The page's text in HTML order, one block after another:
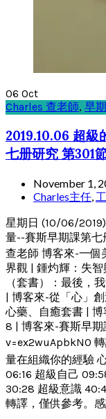
06 Oct
Charles 查老師, 早
2019.10.06 超
七册研究 第301
November 1,
Charles主任,
星期日 (10/06/
量--賽斯早期課第七
查老師 博客來-一個
界觀 | 鍾灼輝：失
（套書）：最後，
| 博客來-從「心」
心藥、自癒套書 |
8 | 博客來-賽斯早
v=ex2wuApbkN0
量在組織你的經驗
06:16 超級自己
30:28 超級意識
轉譯，僅供參考。